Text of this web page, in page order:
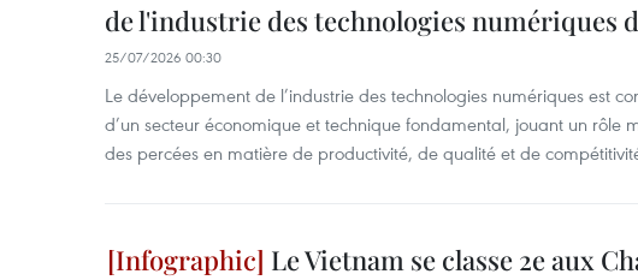
de l'industrie des technologies numériques
25/07/2026 00:30
Le développement de l’industrie des technologies numériques est
d’un secteur économique et technique fondamental, jouant un rôle
des percées en matière de productivité, de qualité et de
Le Vietnam se classe 2e aux